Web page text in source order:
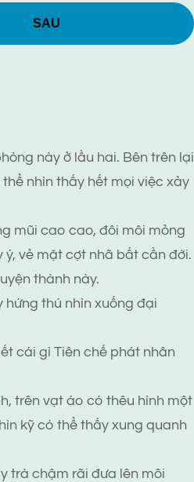
SAU
này ở lầu hai. Bên trên lại
nhìn thấy hết mọi việc xảy
mũi cao cao, đôi môi mỏng
ý, vẻ mặt cợt nhã bất cần đời.
thành này.
thú nhìn xuống đại
cái gì Tiên chế phát nhân
trên vạt áo có thêu hình một
kỹ có thể thấy xung quanh
trà chậm rãi đưa lên môi